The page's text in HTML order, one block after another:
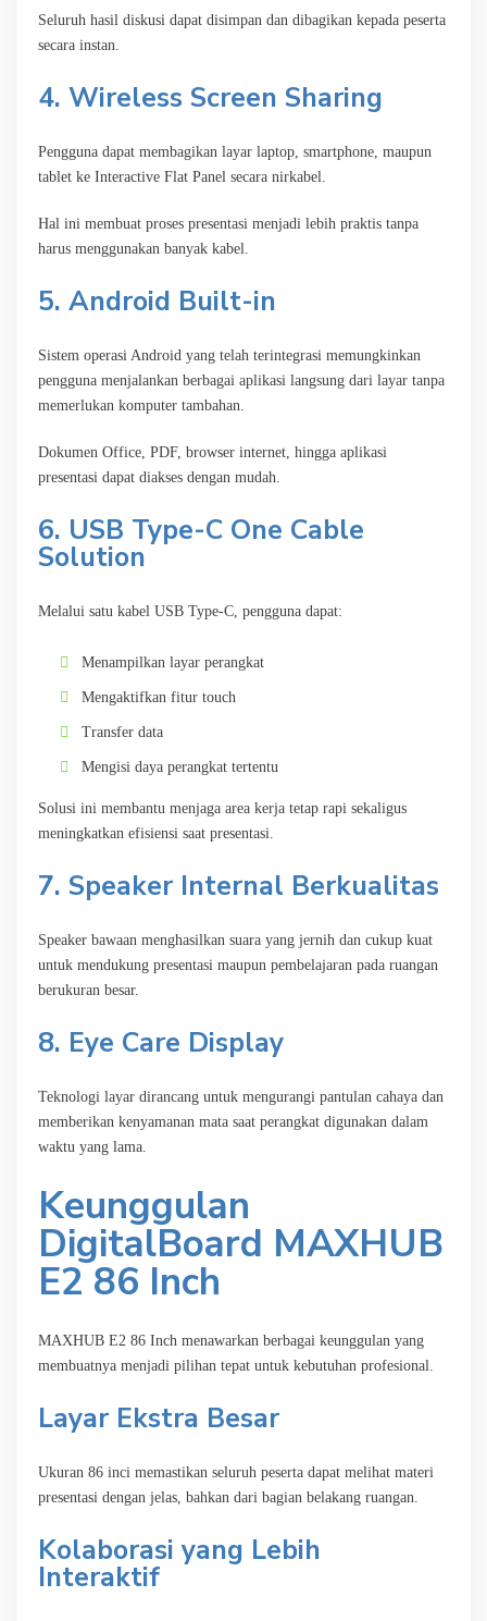
Seluruh hasil diskusi dapat disimpan dan dibagikan kepada peserta
secara instan.
4. Wireless Screen Sharing
Pengguna dapat membagikan layar laptop, smartphone, maupun
tablet ke Interactive Flat Panel secara nirkabel.
Hal ini membuat proses presentasi menjadi lebih praktis tanpa
harus menggunakan banyak kabel.
5. Android Built-in
Sistem operasi Android yang telah terintegrasi memungkinkan
pengguna menjalankan berbagai aplikasi langsung dari layar tanpa
memerlukan komputer tambahan.
Dokumen Office, PDF, browser internet, hingga aplikasi
presentasi dapat diakses dengan mudah.
6. USB Type-C One Cable
Solution
Melalui satu kabel USB Type-C, pengguna dapat:
Menampilkan layar perangkat
Mengaktifkan fitur touch
Transfer data
Mengisi daya perangkat tertentu
Solusi ini membantu menjaga area kerja tetap rapi sekaligus
meningkatkan efisiensi saat presentasi.
7. Speaker Internal Berkualitas
Speaker bawaan menghasilkan suara yang jernih dan cukup kuat
untuk mendukung presentasi maupun pembelajaran pada ruangan
berukuran besar.
8. Eye Care Display
Teknologi layar dirancang untuk mengurangi pantulan cahaya dan
memberikan kenyamanan mata saat perangkat digunakan dalam
waktu yang lama.
Keunggulan
DigitalBoard MAXHUB
E2 86 Inch
MAXHUB E2 86 Inch menawarkan berbagai keunggulan yang
membuatnya menjadi pilihan tepat untuk kebutuhan profesional.
Layar Ekstra Besar
Ukuran 86 inci memastikan seluruh peserta dapat melihat materi
presentasi dengan jelas, bahkan dari bagian belakang ruangan.
Kolaborasi yang Lebih
Interaktif